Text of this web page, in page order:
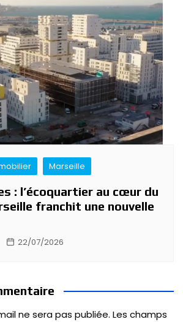
Marseille
: l’écoquartier au cœur du
franchit une nouvelle
22/07/2026
ne sera pas publiée. Les champs